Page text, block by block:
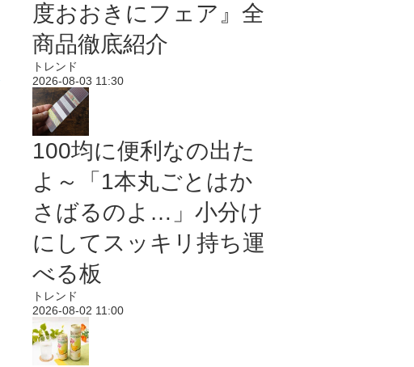
度おおきにフェア』全
商品徹底紹介
トレンド
2026-08-03 11:30
100均に便利なの出た
よ～「1本丸ごとはか
さばるのよ…」小分け
にしてスッキリ持ち運
べる板
トレンド
2026-08-02 11:00